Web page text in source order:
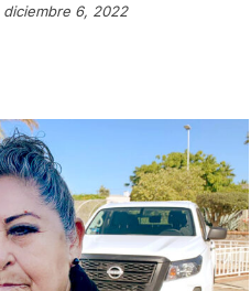
diciembre 6, 2022